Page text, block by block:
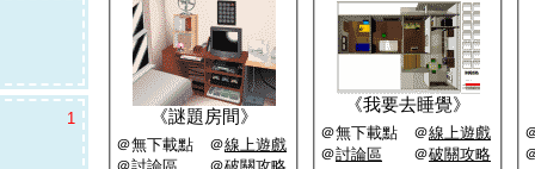
1 《謎題房間》
＠無下載點 ＠線上遊戲
《我要去睡覺》
＠無下載點 ＠線上遊戲
＠討論區 ＠破關攻略